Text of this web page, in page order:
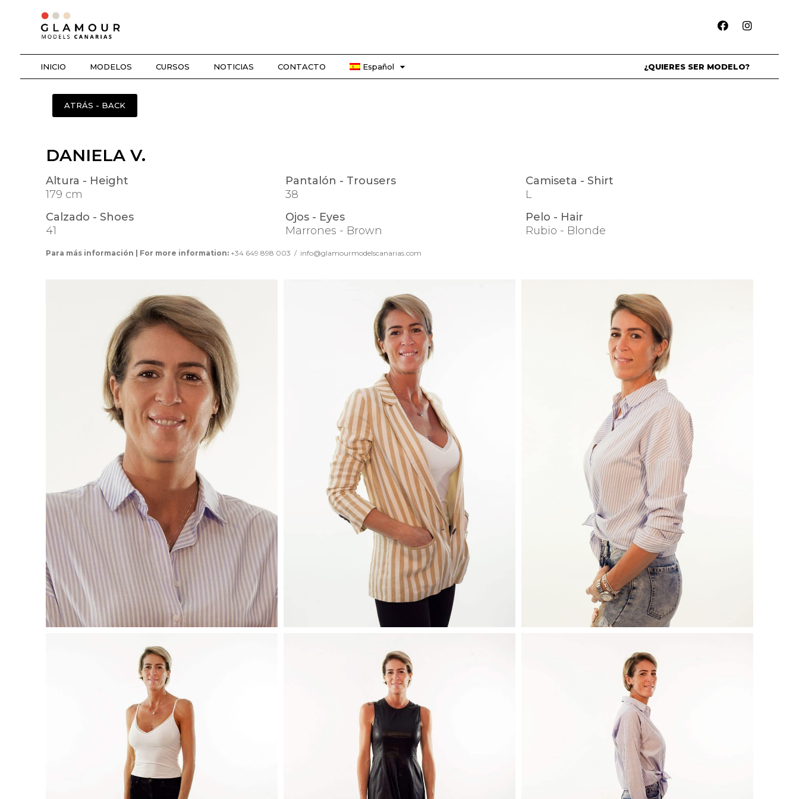
INICIO MODELOS CURSOS NOTICIAS CONTACTO Español ¿QUIERES SER MODELO?
DANIELA V.
Altura - Height
179 cm
Pantalón - Trousers
38
Camiseta - Shirt
L
Calzado - Shoes
41
Ojos - Eyes
Marrones - Brown
Pelo - Hair
Rubio - Blonde
Para más información | For more information: +34 649 898 003 / info@glamourmodelscanarias.com